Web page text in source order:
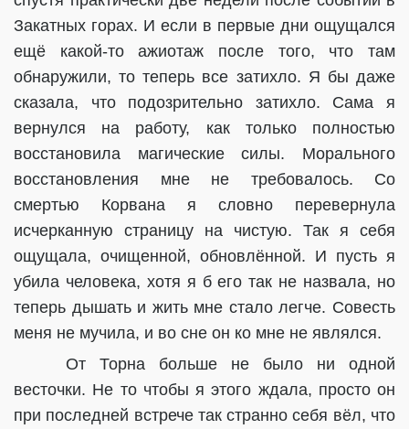
Закатных горах. И если в первые дни ощущался
ещё какой-то ажиотаж после того, что там
обнаружили, то теперь все затихло. Я бы даже
сказала, что подозрительно затихло. Сама я
вернулся на работу, как только полностью
восстановила магические силы. Морального
восстановления мне не требовалось. Со
смертью Корвана я словно перевернула
исчерканную страницу на чистую. Так я себя
ощущала, очищенной, обновлённой. И пусть я
убила человека, хотя я б его так не назвала, но
теперь дышать и жить мне стало легче. Совесть
меня не мучила, и во сне он ко мне не являлся.
От Торна больше не было ни одной
весточки. Не то чтобы я этого ждала, просто он
при последней встрече так странно себя вёл, что